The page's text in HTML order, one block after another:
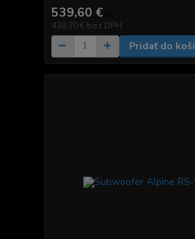
539,60 €
438,70 € bez DPH
Pridať do